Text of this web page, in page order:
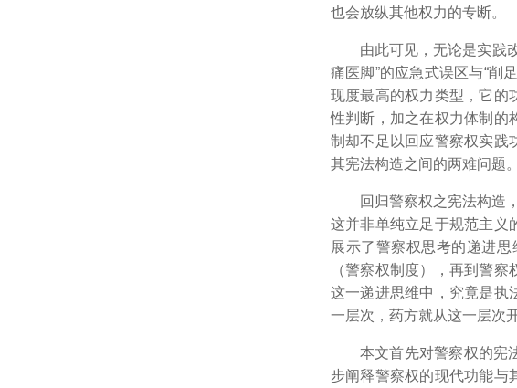
也会放纵其他权力的专断。
由此可见，无论是实践
痛医脚”的应急式误区与“削
现度最高的权力类型，它的
性判断，加之在权力体制的
制却不足以回应警察权实践
其宪法构造之间的两难问题。
回归警察权之宪法构造
这并非单纯立足于规范主义
展示了警察权思考的递进
（警察权制度），再到警
这一递进思维中，究竟是执
一层次，药方就从这一层次
本文首先对警察权的宪
步阐释警察权的现代功能与